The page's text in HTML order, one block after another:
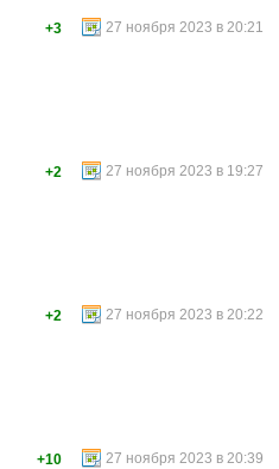
27 ноября 2023 в 20:21
+3
27 ноября 2023 в 19:27
+2
27 ноября 2023 в 20:22
+2
27 ноября 2023 в 20:39
+10